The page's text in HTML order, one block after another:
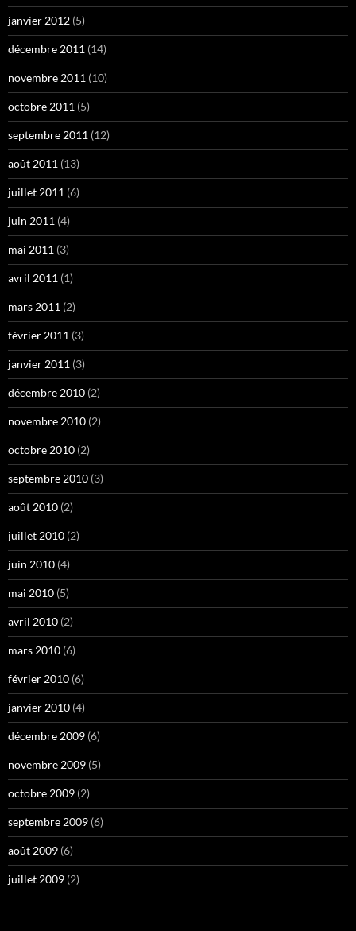
janvier 2012 (5)
décembre 2011 (14)
novembre 2011 (10)
octobre 2011 (5)
septembre 2011 (12)
août 2011 (13)
juillet 2011 (6)
juin 2011 (4)
mai 2011 (3)
avril 2011 (1)
mars 2011 (2)
février 2011 (3)
janvier 2011 (3)
décembre 2010 (2)
novembre 2010 (2)
octobre 2010 (2)
septembre 2010 (3)
août 2010 (2)
juillet 2010 (2)
juin 2010 (4)
mai 2010 (5)
avril 2010 (2)
mars 2010 (6)
février 2010 (6)
janvier 2010 (4)
décembre 2009 (6)
novembre 2009 (5)
octobre 2009 (2)
septembre 2009 (6)
août 2009 (6)
juillet 2009 (2)